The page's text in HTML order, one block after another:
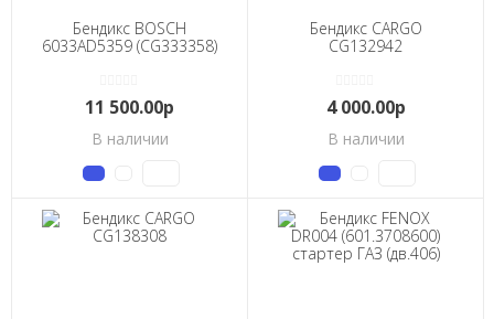
Бендикс BOSCH
6033AD5359 (CG333358)
11 500.00р
В наличии
Бендикс CARGO
CG132942
4 000.00р
В наличии